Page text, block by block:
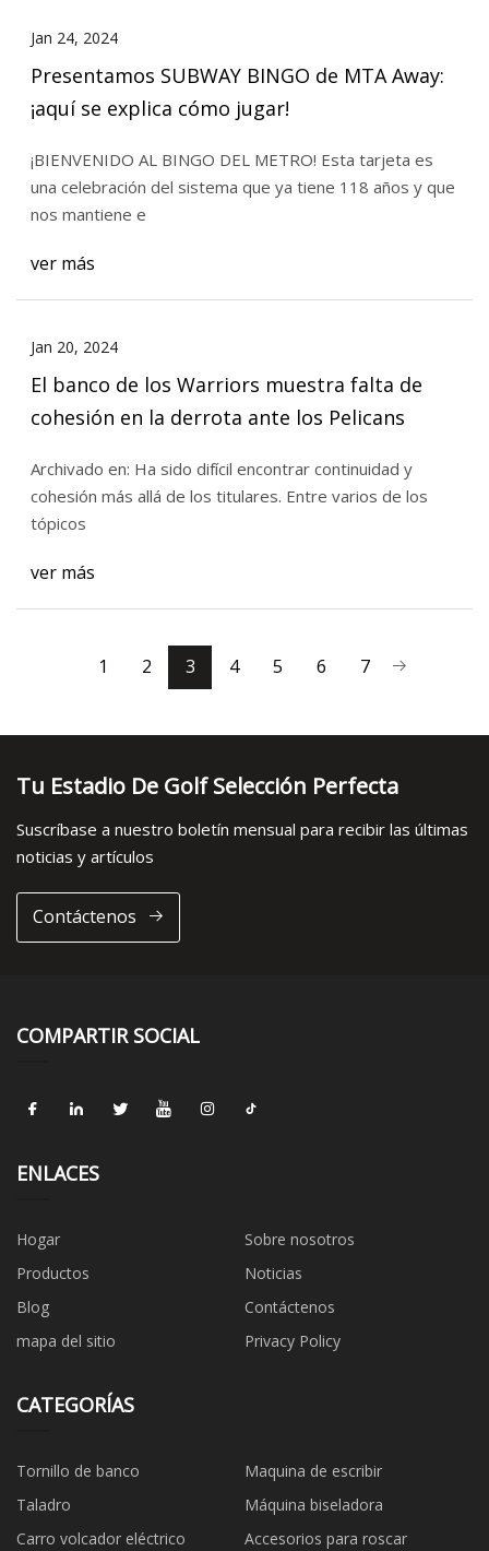
Jan 24, 2024
Presentamos SUBWAY BINGO de MTA Away:
¡aquí se explica cómo jugar!
¡BIENVENIDO AL BINGO DEL METRO! Esta tarjeta es
una celebración del sistema que ya tiene 118 años y que
nos mantiene e
ver más
Jan 20, 2024
El banco de los Warriors muestra falta de
cohesión en la derrota ante los Pelicans
Archivado en: Ha sido difícil encontrar continuidad y
cohesión más allá de los titulares. Entre varios de los
tópicos
ver más
1 2 3 4 5 6 7
Tu Estadio De Golf Selección Perfecta
Suscríbase a nuestro boletín mensual para recibir las últimas
noticias y artículos
Contáctenos
COMPARTIR SOCIAL
ENLACES
Hogar
Sobre nosotros
Productos
Noticias
Blog
Contáctenos
mapa del sitio
Privacy Policy
CATEGORÍAS
Tornillo de banco
Maquina de escribir
Taladro
Máquina biseladora
Carro volcador eléctrico
Accesorios para roscar